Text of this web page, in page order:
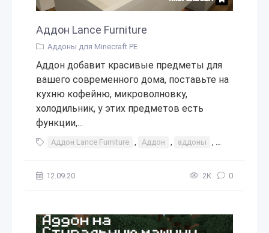
Аддон Lance Furniture
Аддоны для Minecraft PE
Аддон добавит красивые предметы для
вашего современного дома, поставьте на
кухню кофейню, микроволновку,
холодильник, у этих предметов есть
функции,...
Аддон Lance Furniture , Аддон , аддоны , мод
12.09.20 2К 0